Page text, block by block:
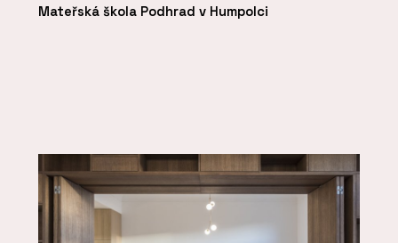
Mateřská škola Podhrad v Humpolci